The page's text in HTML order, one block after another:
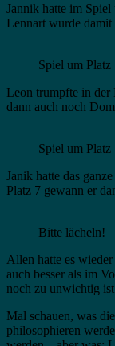
Jannik hatte im Spiel
Lennart wurde damit
Spiel um Platz
Leon trumpfte in der
dann auch noch
Spiel um Platz
Janik hatte das
Platz 7 gewann er
Bitte lächeln!
Allen hatte es
auch besser als im
noch zu unwichtig
Mal schauen, was
philosophieren